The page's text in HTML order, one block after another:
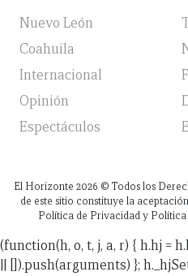
Nuevo León
Coahuila
Internacional
Opinión
Espectáculos
El Horizonte 2026 © Todos los
de este sitio constituye la
Política de Privacidad y Política
(function(h, o, t, j, a, r) { h.hj =
|| []).push(arguments) };